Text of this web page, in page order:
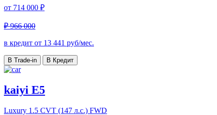
от 714 000 ₽
₽ 966 000
в кредит от 13 441 руб/мес.
В Trade-in В Кредит
kaiyi E5
Luxury 1.5 CVT (147 л.с.) FWD